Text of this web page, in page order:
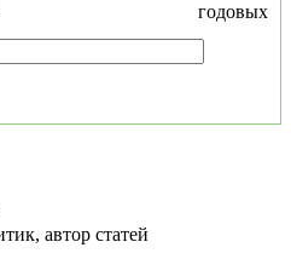
годовых
автор статей